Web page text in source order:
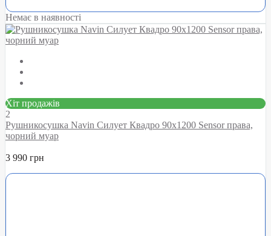
Немає в наявності
Хіт продажів
2
Рушникосушка Navin Силует Квадро 90х1200 Sensor права,
чорний муар
3 990 грн